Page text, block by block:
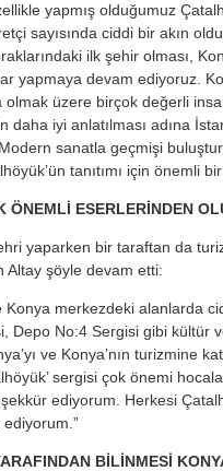
yapmış olduğumuz
sayısında ciddi bir akın
ilk şehir olması,
yapmaya devam ediyoruz.
üzere birçok değerli
iyi anlatılması adına
sanatla geçmişi
tanıtımı için önemli
ESERLERİNDEN
yaparken bir taraftan da
Altay şöyle devam etti:
merkezdeki alanlarda
Depo No:4 Sergisi gibi kültür
ve Konya’nın turizmine
sergisi çok önemi
ediyorum. Herkesi
ediyorum.”
BİLİNMESİ